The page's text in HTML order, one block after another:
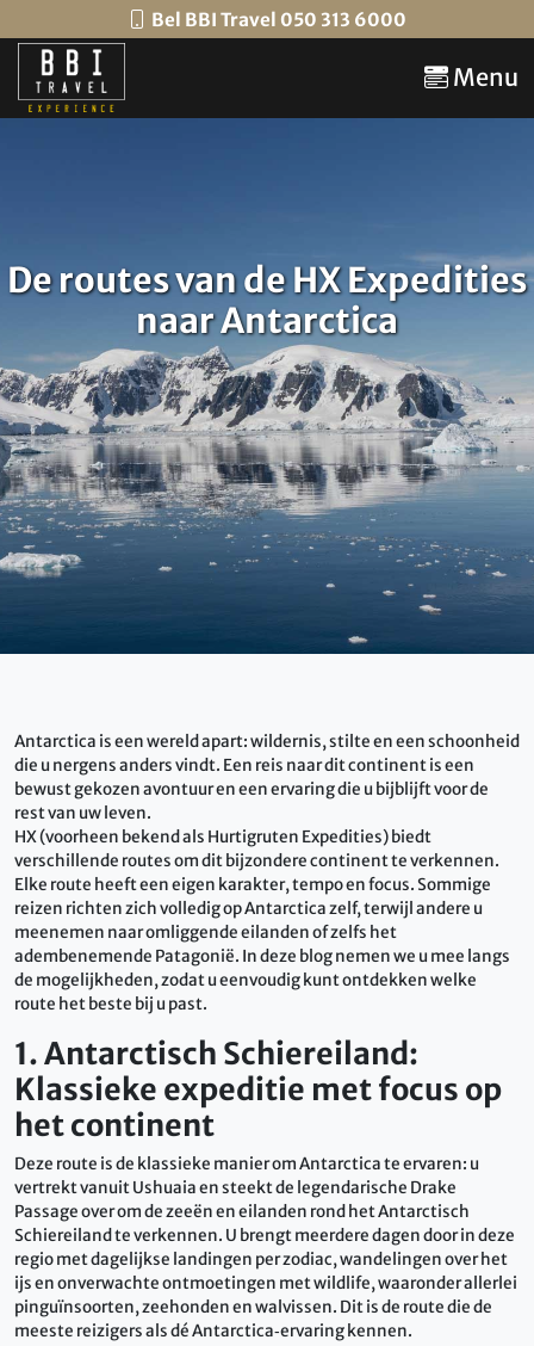
Bel BBI Travel 050 313 6000
Menu
De routes van de HX Expedities
naar Antarctica
Antarctica is een wereld apart: wildernis, stilte en een schoonheid
die u nergens anders vindt. Een reis naar dit continent is een
bewust gekozen avontuur en een ervaring die u bijblijft voor de
rest van uw leven.
HX (voorheen bekend als Hurtigruten Expedities) biedt
verschillende routes om dit bijzondere continent te verkennen.
Elke route heeft een eigen karakter, tempo en focus. Sommige
reizen richten zich volledig op Antarctica zelf, terwijl andere u
meenemen naar omliggende eilanden of zelfs het
adembenemende Patagonië. In deze blog nemen we u mee langs
de mogelijkheden, zodat u eenvoudig kunt ontdekken welke
route het beste bij u past.
1. Antarctisch Schiereiland:
Klassieke expeditie met focus op
het continent
Deze route is de klassieke manier om Antarctica te ervaren: u
vertrekt vanuit Ushuaia en steekt de legendarische Drake
Passage over om de zeeën en eilanden rond het Antarctisch
Schiereiland te verkennen. U brengt meerdere dagen door in deze
regio met dagelijkse landingen per zodiac, wandelingen over het
ijs en onverwachte ontmoetingen met wildlife, waaronder allerlei
pinguïnsoorten, zeehonden en walvissen. Dit is de route die de
meeste reizigers als dé Antarctica‑ervaring kennen.